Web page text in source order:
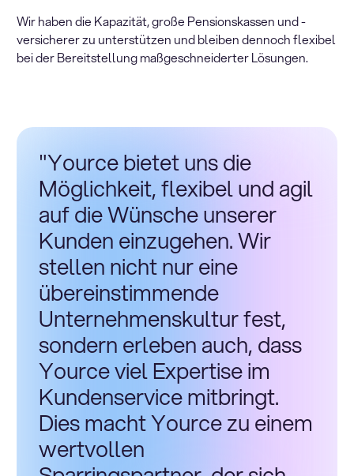
Wir haben die Kapazität, große Pensionskassen und -
versicherer zu unterstützen und bleiben dennoch flexibel
bei der Bereitstellung maßgeschneiderter Lösungen.
"Yource bietet uns die
Möglichkeit, flexibel und agil
auf die Wünsche unserer
Kunden einzugehen. Wir
stellen nicht nur eine
übereinstimmende
Unternehmenskultur fest,
sondern erleben auch, dass
Yource viel Expertise im
Kundenservice mitbringt.
Dies macht Yource zu einem
wertvollen